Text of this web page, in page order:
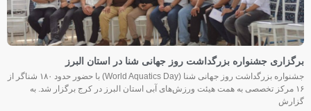
برگزاری جشنواره بزرگداشت روز جهانی شنا در استان البرز
جشنواره بزرگداشت روز جهانی شنا (World Aquatics Day) با حضور حدود ۱۸۰ شناگر از
۱۶ مرکز تخصصی به همت هیئت ورزش‌های آبی استان البرز در کرج برگزار شد. به
گزارش